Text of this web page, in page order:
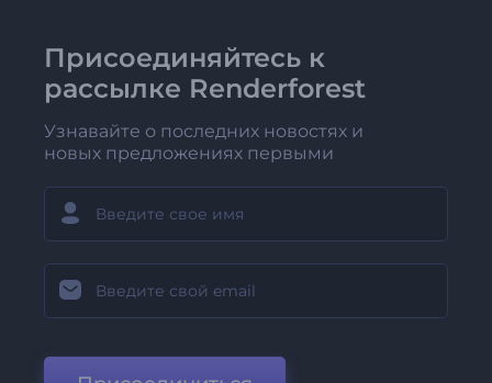
Присоединяйтесь к
рассылке Renderforest
Узнавайте о последних новостях и
новых предложениях первыми